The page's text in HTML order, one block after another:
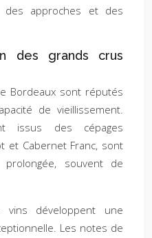
approches et des
des grands crus
Bordeaux sont réputés
de vieillissement.
issus des cépages
et Cabernet Franc, sont
souvent de
développent une
Les notes de